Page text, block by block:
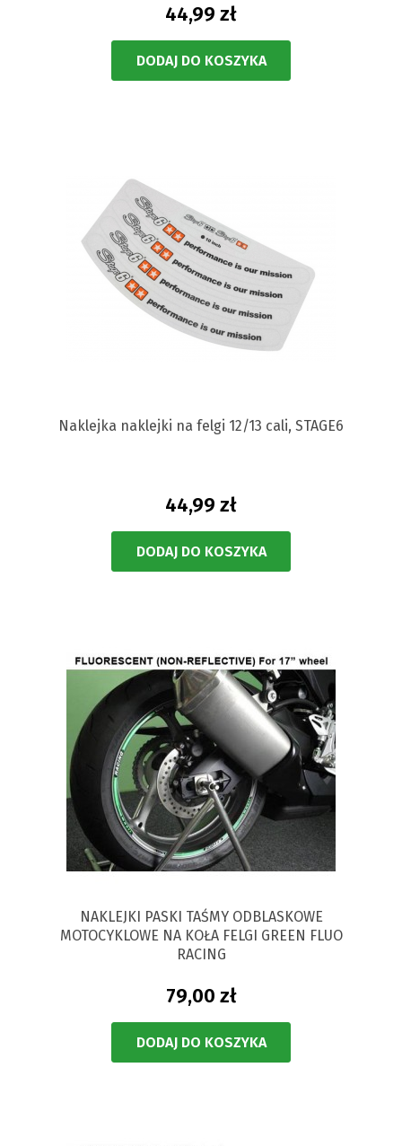
44,99 zł
DODAJ DO KOSZYKA
Naklejka naklejki na felgi 12/13 cali, STAGE6
44,99 zł
DODAJ DO KOSZYKA
NAKLEJKI PASKI TAŚMY ODBLASKOWE
MOTOCYKLOWE NA KOŁA FELGI GREEN FLUO
RACING
79,00 zł
DODAJ DO KOSZYKA